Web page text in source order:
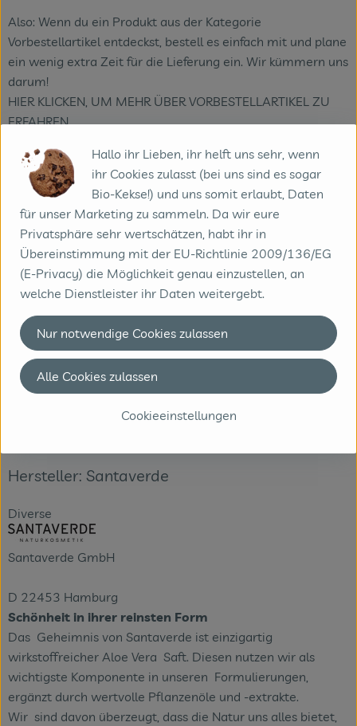
Also: Wenn du ein Produkt aus der Kategorie
Vorbestellartikel entdeckst, bestell es einfach mit und plane
ein wenig extra Zeit für die Lieferung ein. Wir kümmern uns
darum!
HIER KLICKEN, UM MEHR ÜBER VORBESTELLARTIKEL ZU
ERFAHREN
Produktinformationen
Zutaten
Nährwert-Info
Produktdatenblatt
Hersteller: Santaverde
Diverse
Santaverde GmbH
D 22453 Hamburg
Schönheit in ihrer reinsten Form
Das Geheimnis von Santaverde ist einzigartig
wirkstoffreicher Aloe Vera Saft. Diesen nutzen wir als
wichtigste Komponente in unseren Formulierungen,
ergänzt durch wertvolle Pflanzenöle und -extrakte.
Wir sind davon überzeugt, dass die Natur uns alles bietet,
Hallo ihr Lieben, ihr helft uns sehr, wenn
ihr Cookies zulasst (bei uns sind es sogar
Bio-Kekse!) und uns somit erlaubt, Daten
für unser Marketing zu sammeln. Da wir eure
Privatsphäre sehr wertschätzen, habt ihr in
Übereinstimmung mit der EU-Richtlinie 2009/136/EG
(E-Privacy) die Möglichkeit genau einzustellen, an
welche Dienstleister ihr Daten weitergebt.
Cookieeinstellungen
Nur notwendige Cookies zulassen
Alle Cookies zulassen